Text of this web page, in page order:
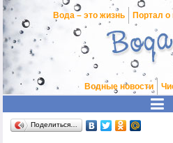
Вода – это жизнь Портал о
Водные новости
Поделиться…